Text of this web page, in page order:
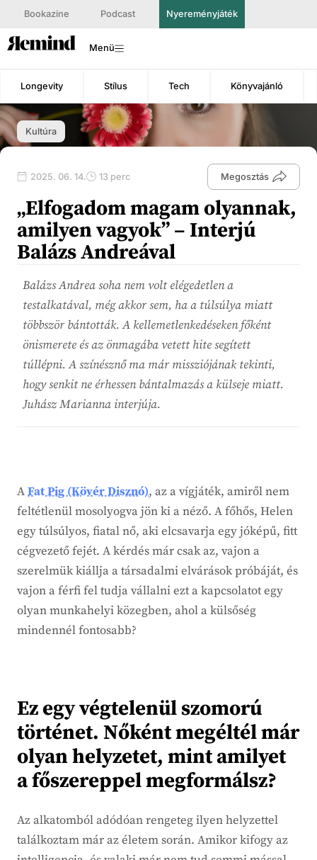
Bookazine Podcast Nyereményjáték
Menü
Longevity Stílus Tech Könyvajánló
Kultúra
2025. 06. 14. 13 perc Megosztás
„Elfogadom magam olyannak,
amilyen vagyok” – Interjú
Balázs Andreával
Balázs Andrea soha nem volt elégedetlen a
testalkatával, még akkor sem, ha a túlsúlya miatt
többször bántották. A kellemetlenkedéseken főként
önismerete és az önmagába vetett hite segített
túllépni. A színésznő ma már missziójának tekinti,
hogy senkit ne érhessen bántalmazás a külseje miatt.
Juhász Marianna interjúja.
AFat Pig (Kövér Disznó), az a vígjáték, amiről nem
feltétlenül mosolyogva jön ki a néző. A főhős, Helen
egy túlsúlyos, fiatal nő, aki elcsavarja egy jóképű, fitt
cégvezető fejét. A kérdés már csak az, vajon a
szerelmük kiállja a társadalmi elvárások próbáját, és
vajon a férfi fel tudja vállalni ezt a kapcsolatot egy
olyan munkahelyi közegben, ahol a külsőség
mindennél fontosabb?
Ez egy végtelenül szomorú
történet. Nőként megéltél már
olyan helyzetet, mint amilyet
a főszereppel megformálsz?
Az alkatomból adódóan rengeteg ilyen helyzettel
találkoztam már az életem során. Amikor kifogy az